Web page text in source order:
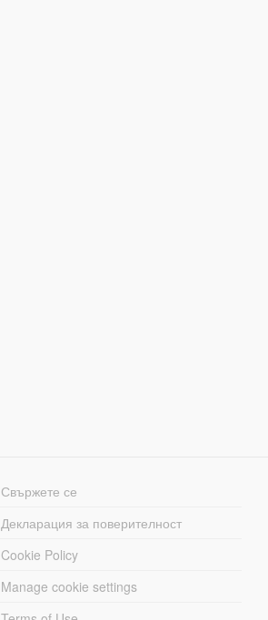
Свържете се
Декларация за поверителност
Cookie Policy
Manage cookie settings